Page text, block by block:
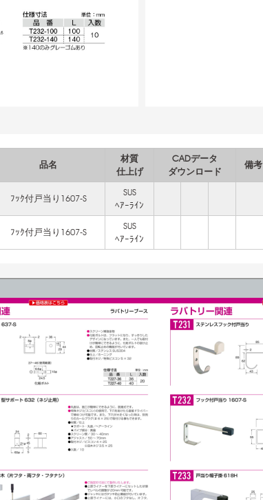
品名
材質
仕上げ
CADデータ
ダウンロード
備考
ﾌｯｸ付戸当り1607-S
SUS
ﾍｱｰﾗｲﾝ
ﾌｯｸ付戸当り1607-S
SUS
ﾍｱｰﾗｲﾝ